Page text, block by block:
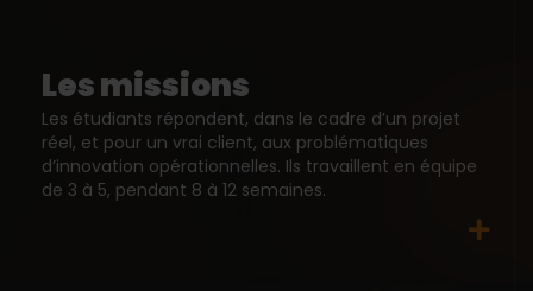
Les missions
Les étudiants répondent, dans le cadre d’un projet
réel, et pour un vrai client, aux problématiques
d’innovation opérationnelles. Ils travaillent en équipe
de 3 à 5, pendant 8 à 12 semaines.